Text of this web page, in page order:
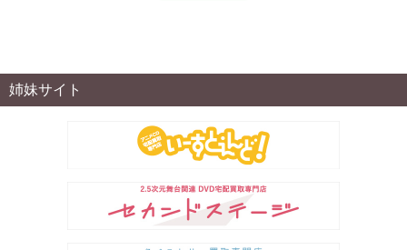
姉妹サイト